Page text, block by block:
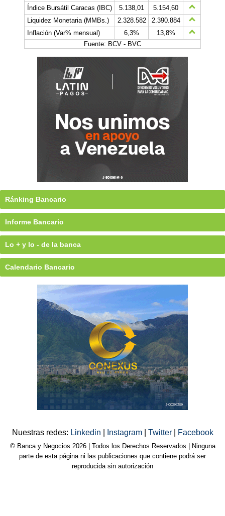
Índice Bursátil Caracas (IBC)
5.138,01
5.154,60
Liquidez Monetaria (MMBs.)
2.328.582
2.390.884
Inflación (Var% mensual)
6,3%
13,8%
Fuente: BCV - BVC
Ránking Bancario
Informe Bancario
Lo + y lo - de la banca
Calendario Bancario
Nuestras redes: Linkedin Instagram Twitter Facebook
© Banca y Negocios 2026 | Todos los Derechos Reservados | Ninguna
parte de esta página ni las publicaciones que contiene podrá ser
reproducida sin autorización